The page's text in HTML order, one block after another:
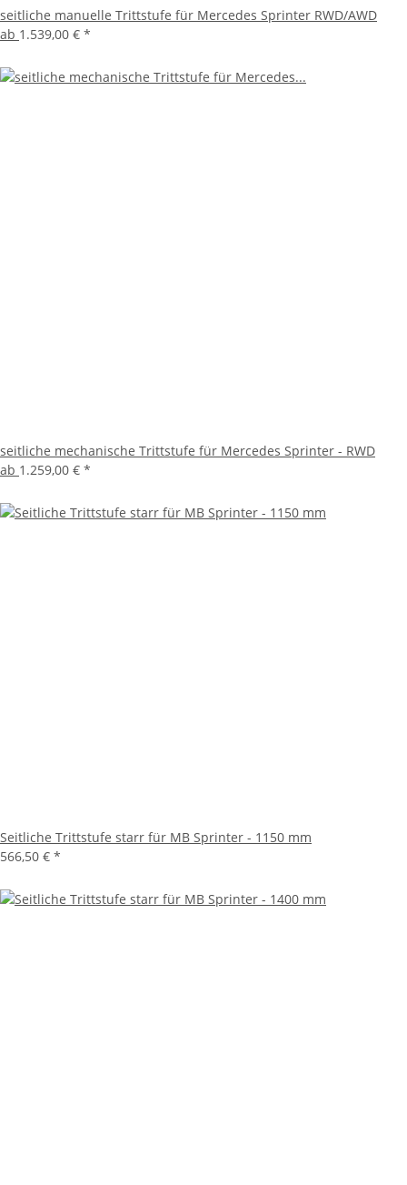
seitliche manuelle Trittstufe für Mercedes Sprinter RWD/AWD
ab 1.539,00 € *
seitliche mechanische Trittstufe für Mercedes Sprinter - RWD
ab 1.259,00 € *
Seitliche Trittstufe starr für MB Sprinter - 1150 mm
566,50 € *